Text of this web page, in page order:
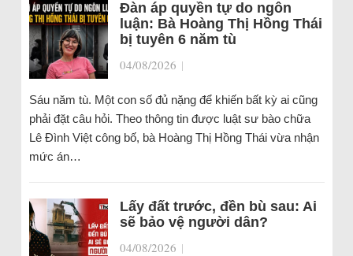
Đàn áp quyền tự do ngôn
luận: Bà Hoàng Thị Hồng Thái
bị tuyên 6 năm tù
04/08/2026 |
Sáu năm tù. Một con số đủ nặng để khiến bất kỳ ai cũng
phải đặt câu hỏi. Theo thông tin được luật sư bào chữa
Lê Đình Việt công bố, bà Hoàng Thị Hồng Thái vừa nhận
mức án…
Lấy đất trước, đền bù sau: Ai
sẽ bảo vệ người dân?
04/08/2026 |